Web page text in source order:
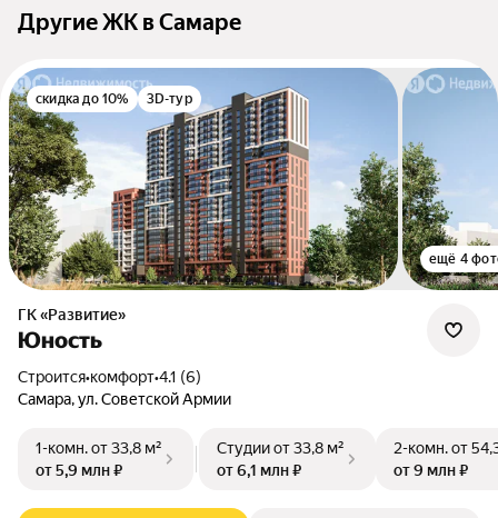
Другие ЖК в Самаре
скидка до 10% 3D-тур
ещё 4
ГК «Развитие»
Юность
Строится•комфорт•4.1 (6)
Самара, ул. Советской Армии
1-комн.от 33,8 м²
от 5,9 млн ₽
Студииот 33,8 м²
от 6,1 млн ₽
2-комн.от
от 9 млн ₽